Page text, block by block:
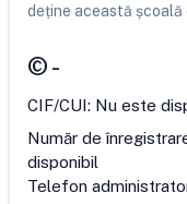
deține această școală
©-
CIF/CUI: Nu este
Număr de
disponibil
Telefon